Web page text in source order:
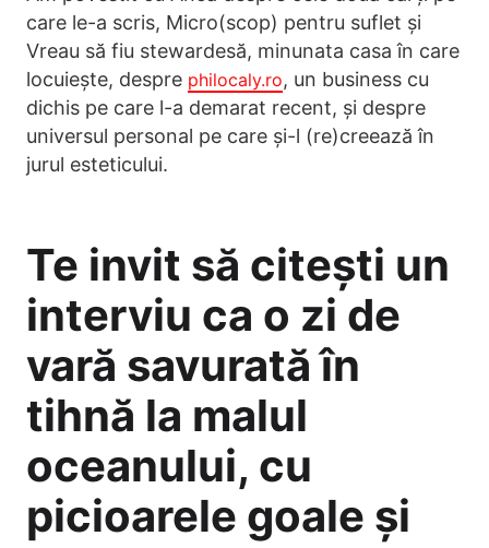
care le-a scris, Micro(scop) pentru suflet și
Vreau să fiu stewardesă, minunata casa în care
locuiește, despre philocaly.ro, un business cu
dichis pe care l-a demarat recent, și despre
universul personal pe care și-l (re)creează în
jurul esteticului.
Te invit să citești un
interviu ca o zi de
vară savurată în
tihnă la malul
oceanului, cu
picioarele goale și